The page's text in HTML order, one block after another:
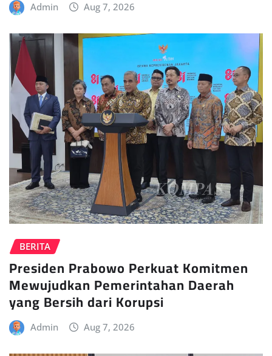
Admin Aug 7, 2026
BERITA
Presiden Prabowo Perkuat Komitmen
Mewujudkan Pemerintahan Daerah
yang Bersih dari Korupsi
Admin Aug 7, 2026